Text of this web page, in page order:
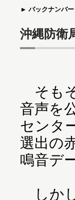
バックナンバー
沖縄防衛
そも
音声を
センタ
選出の
鳴音デ
しか